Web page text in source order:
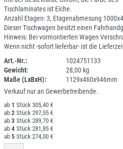
Tischlaminates ist Eiche.
Anzahl Etagen: 3, Etagenabmesung
Dieser Tischwagen besitzt einen
Hinweis: Bei vormontierten Wagen
Wenn nicht -sofort lieferbar- ist die
Art.-Nr.:
1024751133
Gewicht:
28,00 kg
Maße (LxBxH):
1129x460x946mm
Verkauf nur an Gewerbetreibende.
1
305,40 €
2
297,55 €
3
289,70 €
4
281,85 €
5
274,00 €